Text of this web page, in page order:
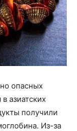
опасных
азиатских
получили
Из-за